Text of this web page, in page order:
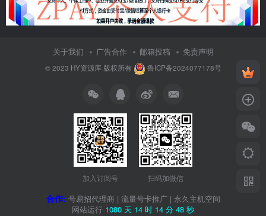
关于我们 广告合作 邮箱投稿 免责声明
© 2023 HY资源库版权所有 鲁ICP备2024077178号
加入订阅号 扫码加微信
合作: 号易招代理商 | 流量号卡推广| 永久主机空间
网站运行 1080 天 14 时 14 分 48 秒